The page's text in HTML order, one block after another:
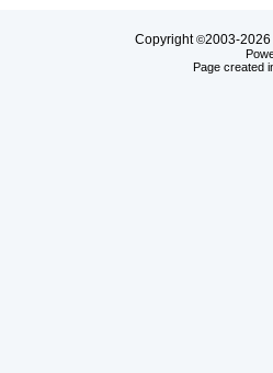
Copyright©2003-2026
Page created